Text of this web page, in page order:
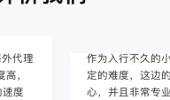
会有一
员非常有耐
体验整体
作为一家
上面经营
着强烈的